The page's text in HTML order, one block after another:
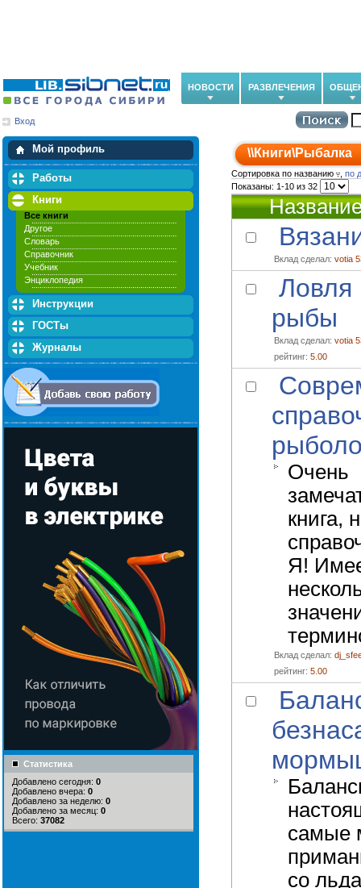
НОВОСТИ РАЗВЛЕЧЕНИЯ
Вход
Мой профиль
Мои закладки
Работы
Книги
Все книги
Другое
Словарь
Справочник
Учебник
Энциклопедия
Инструкции
ГОСТы
Журналы
Статистика
Добавлено сегодня: 0
Добавлено вчера: 0
Добавлено за неделю: 0
Добавлено за месяц: 0
Всего: 37082
\\Книги\Рыбалка
Сортировка по названию
по
Показаны: 1-10 из 32
Вклад сделал: votia
Ловля
рыбы
Вклад сделал: votia
рейтинг: 5.00
Очень
книга,
Я!
Вклад сделал:
рейтинг: 5.00
самые
со